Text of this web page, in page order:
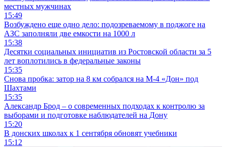
местных мужчинах
15:49
Возбуждено еще одно дело: подозреваемому в поджоге на
АЗС заполняли две емкости на 1000 л
15:38
Десятки социальных инициатив из Ростовской области за 5
лет воплотились в федеральные законы
15:35
Снова пробка: затор на 8 км собрался на М-4 «Дон» под
Шахтами
15:35
Александр Брод – о современных подходах к контролю за
выборами и подготовке наблюдателей на Дону
15:20
В донских школах к 1 сентября обновят учебники
15:12